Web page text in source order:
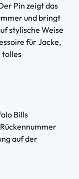
Pin zeigt das
und bringt
stylische Weise
für Jacke,
tolles
Bills
auf der